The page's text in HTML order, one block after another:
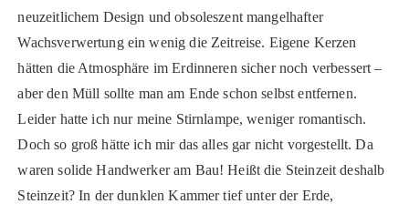
neuzeitlichem Design und obsoleszent mangelhafter
Wachsverwertung ein wenig die Zeitreise. Eigene Kerzen
hätten die Atmosphäre im Erdinneren sicher noch verbessert –
aber den Müll sollte man am Ende schon selbst entfernen.
Leider hatte ich nur meine Stirnlampe, weniger romantisch.
Doch so groß hätte ich mir das alles gar nicht vorgestellt. Da
waren solide Handwerker am Bau! Heißt die Steinzeit deshalb
Steinzeit? In der dunklen Kammer tief unter der Erde,